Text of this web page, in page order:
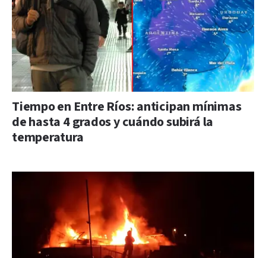
Tiempo en Entre Ríos: anticipan mínimas
de hasta 4 grados y cuándo subirá la
temperatura